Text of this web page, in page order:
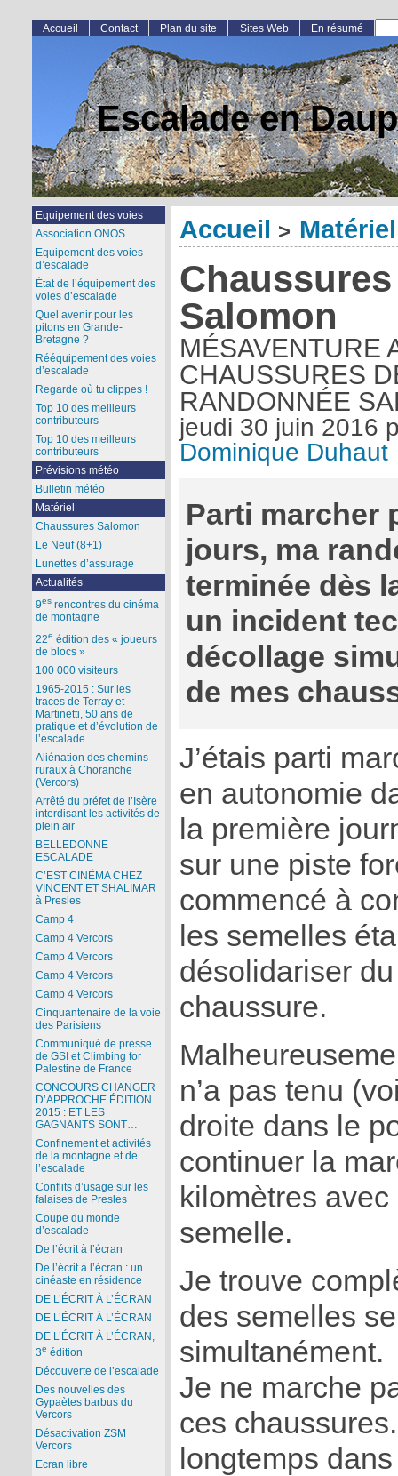
Escalade en
Accueil > Matériel
Chaussures
Salomon
MÉSAVENTURE
CHAUSSURES
RANDONNÉE
jeudi 30 juin 2016
Dominique Duhaut
Parti marcher
jours, ma
terminée dès
un incident
décollage
de mes
J’étais parti
en autonomie
la première
sur une piste
commencé à
les semelles
désolidariser
chaussure.
n’a pas tenu
droite dans le
continuer la
kilomètres
semelle.
Je trouve
des semelles
simultanément.
Je ne marche
ces
longtemps
Accueil Contact Plan du site Sites Web En résumé
Equipement des voies
Association ONOS
Equipement des voies
d’escalade
État de l’équipement des
voies d’escalade
Quel avenir pour les
pitons en Grande-
Bretagne ?
Rééquipement des voies
d’escalade
Regarde où tu clippes !
Top 10 des meilleurs
contributeurs
Top 10 des meilleurs
contributeurs
Prévisions météo
Bulletin météo
Matériel
Chaussures Salomon
Le Neuf (8+1)
Lunettes d’assurage
Actualités
9esrencontres du cinéma
de montagne
22e édition des « joueurs
de blocs »
100 000 visiteurs
1965-2015 : Sur les
traces de Terray et
Martinetti, 50 ans de
pratique et d’évolution de
l’escalade
Aliénation des chemins
ruraux à Choranche
(Vercors)
Arrêté du préfet de l’Isère
interdisant les activités de
plein air
BELLEDONNE
ESCALADE
C’EST CINÉMA CHEZ
VINCENT ET SHALIMAR
à Presles
Camp 4
Camp 4 Vercors
Camp 4 Vercors
Camp 4 Vercors
Camp 4 Vercors
Cinquantenaire de la voie
des Parisiens
Communiqué de presse
de GSI et Climbing for
Palestine de France
CONCOURS CHANGER
D’APPROCHE ÉDITION
2015 : ET LES
GAGNANTS SONT…
Confinement et activités
de la montagne et de
l’escalade
Conflits d’usage sur les
falaises de Presles
Coupe du monde
d’escalade
De l’écrit à l’écran
De l’écrit à l’écran : un
cinéaste en résidence
DE L’ÉCRIT À L’ÉCRAN
DE L’ÉCRIT À L’ÉCRAN
DE L’ÉCRIT À L’ÉCRAN,
3e édition
Découverte de l’escalade
Des nouvelles des
Gypaètes barbus du
Vercors
Désactivation ZSM
Vercors
Ecran libre